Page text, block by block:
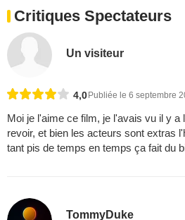
Critiques Spectateurs
Un visiteur
4,0 Publiée le 6 septembre
Moi je l'aime ce film, je l'avais vu il y a
revoir, et bien les acteurs sont extras
tant pis de temps en temps ça fait du
TommyDuke